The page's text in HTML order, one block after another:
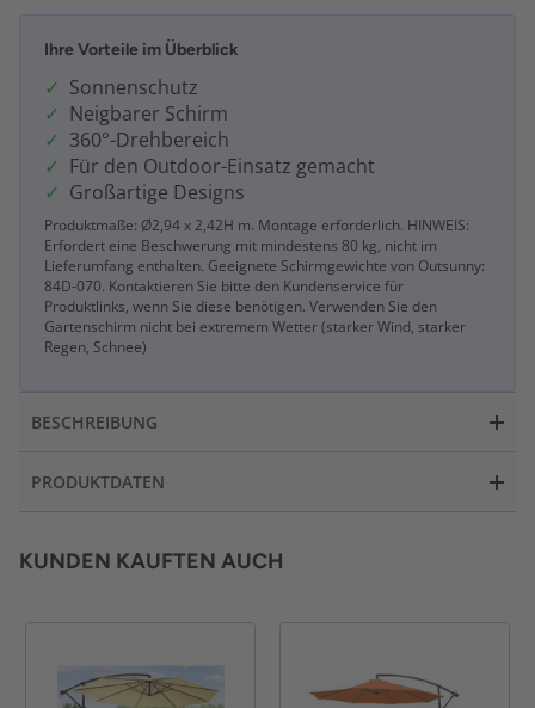
Ihre Vorteile im Überblick
Sonnenschutz
Neigbarer Schirm
360°-Drehbereich
Für den Outdoor-Einsatz gemacht
Großartige Designs
Produktmaße: Ø2,94 x 2,42H m. Montage erforderlich. HINWEIS:
Erfordert eine Beschwerung mit mindestens 80 kg, nicht im
Lieferumfang enthalten. Geeignete Schirmgewichte von Outsunny:
84D-070. Kontaktieren Sie bitte den Kundenservice für
Produktlinks, wenn Sie diese benötigen. Verwenden Sie den
Gartenschirm nicht bei extremem Wetter (starker Wind, starker
Regen, Schnee)
BESCHREIBUNG
PRODUKTDATEN
KUNDEN KAUFTEN AUCH